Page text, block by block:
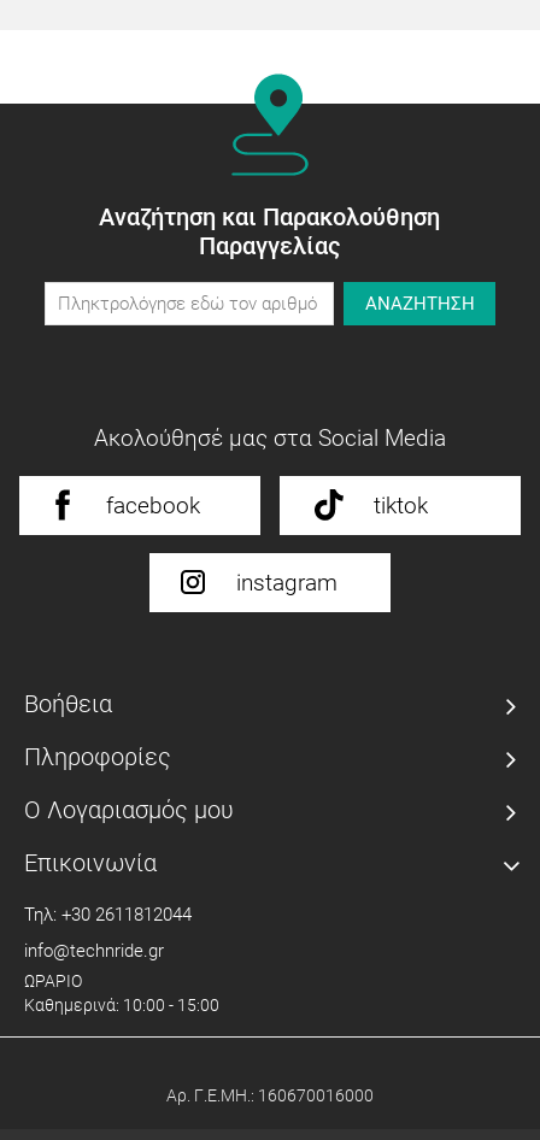
Αναζήτηση και Παρακολούθηση
Παραγγελίας
ΑΝΑΖΗΤΗΣΗ
Ακολούθησέ μας στα Social Media
facebook tiktok
instagram
Βοήθεια
Πληροφορίες
Ο Λογαριασμός μου
Επικοινωνία
Τηλ: +30 2611812044
info@technride.gr
ΩΡΑΡΙΟ
Καθημερινά: 10:00 - 15:00
Αρ. Γ.Ε.ΜΗ.: 160670016000